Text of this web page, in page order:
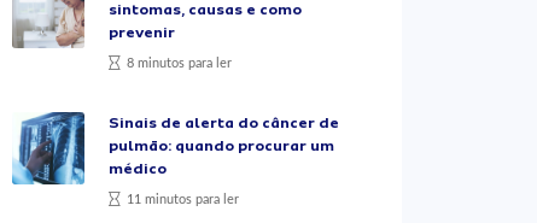
sintomas, causas e como
prevenir
8 minutos para ler
Sinais de alerta do câncer de
pulmão: quando procurar um
médico
11 minutos para ler